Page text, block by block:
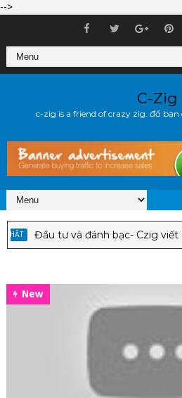
-->
C-Zig
c-zig is a friend of crazy zig. đố
Đầu tư và đánh bạc- Czig viết
New